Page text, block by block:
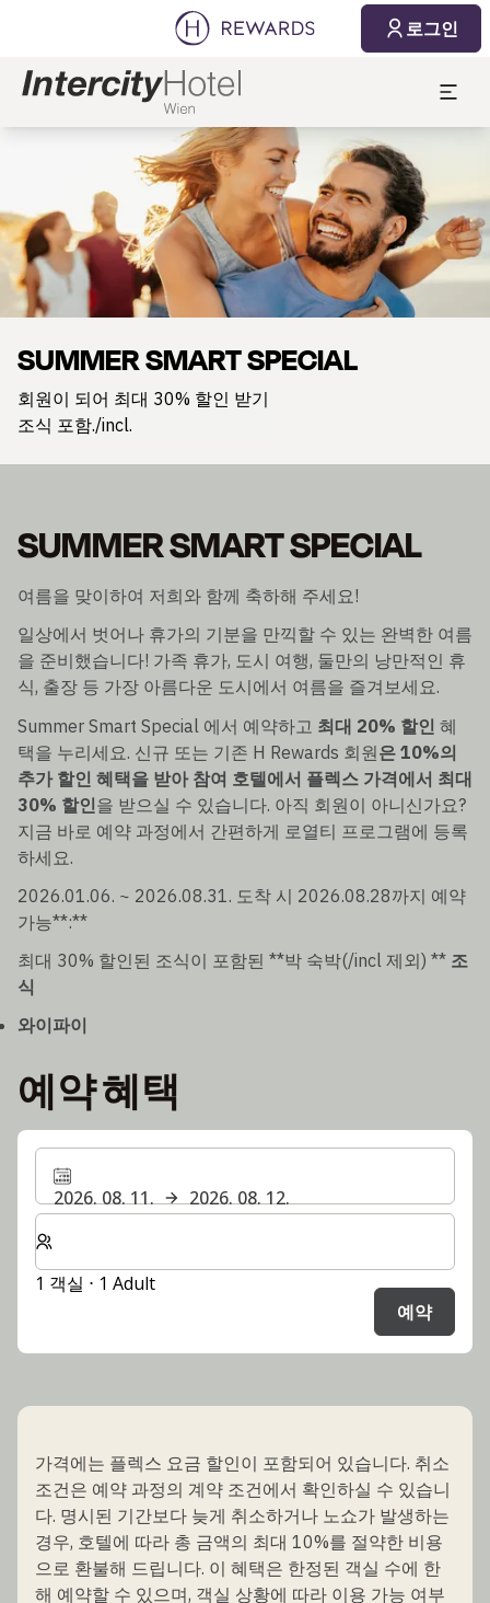
로그인
SUMMER SMART SPECIAL
회원이 되어 최대 30% 할인 받기
조식 포함./incl.
SUMMER SMART SPECIAL
여름을 맞이하여 저희와 함께 축하해 주세요!
일상에서 벗어나 휴가의 기분을 만끽할 수 있는 완벽한 여름
을 준비했습니다! 가족 휴가, 도시 여행, 둘만의 낭만적인 휴
식, 출장 등 가장 아름다운 도시에서 여름을 즐겨보세요.
Summer Smart Special 에서 예약하고 최대 20% 할인 혜
택을 누리세요. 신규 또는 기존 H Rewards 회원은 10%의
추가 할인 혜택을 받아 참여 호텔에서 플렉스 가격에서 최대
30% 할인을 받으실 수 있습니다. 아직 회원이 아니신가요?
지금 바로 예약 과정에서 간편하게 로열티 프로그램에 등록
하세요.
2026.01.06. ~ 2026.08.31. 도착 시 2026.08.28까지 예약
가능**:**
최대 30% 할인된 조식이 포함된 **박 숙박(/incl 제외) ** 조
식
와이파이
예약 혜택
2026. 08. 11.
2026. 08. 12.
숙박할 객실 및 게스트 수 선택
1 객실 ⋅ 1 Adult
예약
가격에는 플렉스 요금 할인이 포함되어 있습니다. 취소
조건은 예약 과정의 계약 조건에서 확인하실 수 있습니
다. 명시된 기간보다 늦게 취소하거나 노쇼가 발생하는
경우, 호텔에 따라 총 금액의 최대 10%를 절약한 비용
으로 환불해 드립니다. 이 혜택은 한정된 객실 수에 한
해 예약할 수 있으며, 객실 상황에 따라 이용 가능 여부